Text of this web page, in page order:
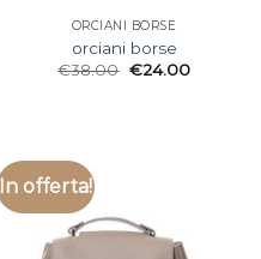
ORCIANI BORSE
orciani borse
€38.00 €24.00
In offerta!